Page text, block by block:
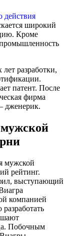
широкий
Кроме
разработки,
патент. После
фирма
дженерик.
мужской
рейтинг.
выступающий
компанией
Побочным